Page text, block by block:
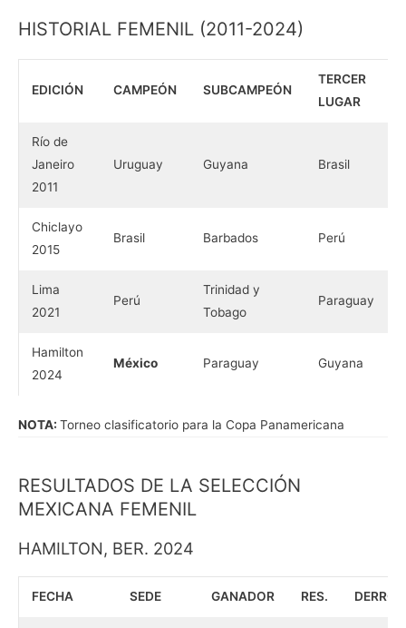
HISTORIAL FEMENIL (2011-2024)
EDICIÓN CAMPEÓN SUBCAMPEÓN
TERCER
LUGAR
Río de
Janeiro
2011
Uruguay Guyana Brasil
Chiclayo
2015
Brasil Barbados Perú
Lima
2021
Perú
Trinidad y
Tobago
Paraguay
Hamilton
2024
México Paraguay Guyana
NOTA: Torneo clasificatorio para la Copa Panamericana
RESULTADOS DE LA SELECCIÓN
MEXICANA FEMENIL
HAMILTON, BER. 2024
FECHA SEDE GANADOR RES.